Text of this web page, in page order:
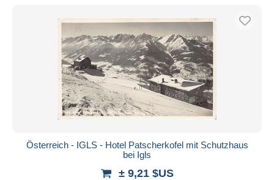
Österreich - IGLS - Hotel Patscherkofel mit Schutzhaus
bei Igls
± 9,21 $US